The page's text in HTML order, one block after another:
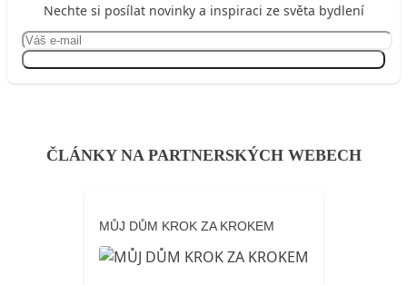
Nechte si posílat novinky a inspiraci ze světa bydlení
ČLÁNKY NA PARTNERSKÝCH WEBECH
MŮJ DŮM KROK ZA KROKEM